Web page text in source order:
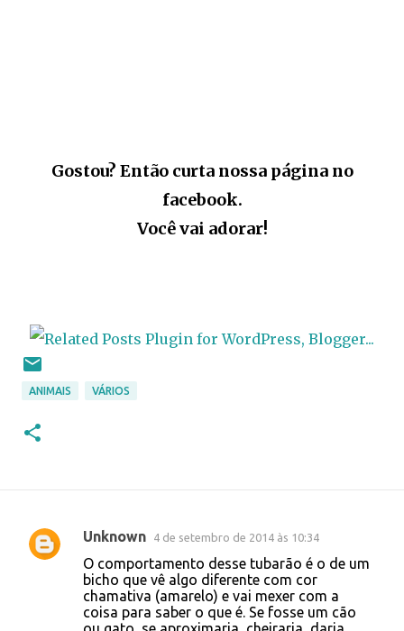
Gostou? Então curta nossa página no
facebook.
Você vai adorar!
ANIMAIS VÁRIOS
C
Unknown 4 de setembro de 2014 às 10:34
O comportamento desse tubarão é o de um
bicho que vê algo diferente com cor
chamativa (amarelo) e vai mexer com a
coisa para saber o que é. Se fosse um cão